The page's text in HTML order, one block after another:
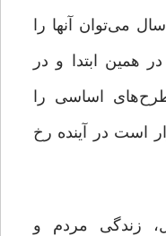
می‌توان آنها را
همین ابتدا و در
اساسی را
است در آینده رخ
زندگی مردم و